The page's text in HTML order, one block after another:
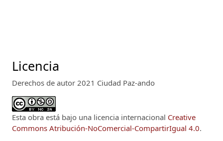
Licencia
Derechos de autor 2021 Ciudad Paz-ando
Esta obra está bajo una licencia internacional Creative
Commons Atribución-NoComercial-CompartirIgual 4.0.